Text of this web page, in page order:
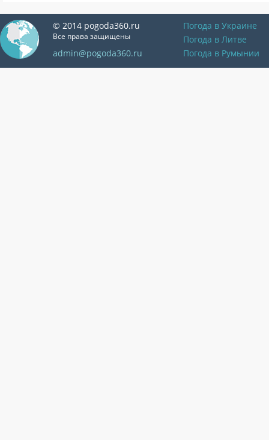
© 2014 pogoda360.ru
Все права защищены
admin@pogoda360.ru
Погода в Украине
Погода в Литве
Погода в Румынии